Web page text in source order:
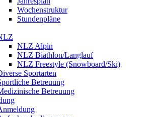
Wochenstruktur
Stundenpläne
NLZ Alpin
NLZ Biathlon/Langlauf
NLZ Freestyle (Snowboard/Ski)
Sportarten
Betreuung
Betreuung